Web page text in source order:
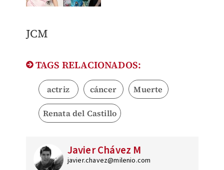
JCM
TAGS RELACIONADOS:
actriz cáncer Muerte
Renata del Castillo
Javier Chávez M
javier.chavez@milenio.com